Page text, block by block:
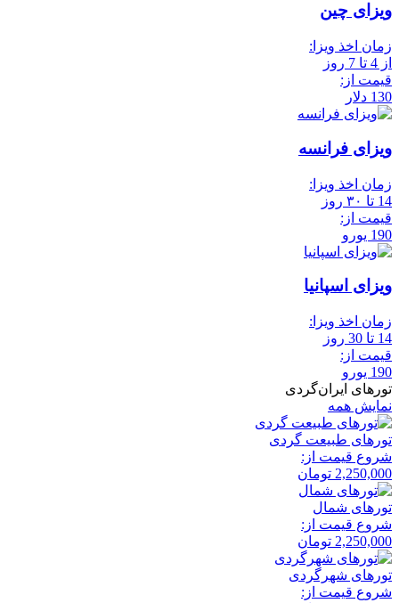
ویزای چین
زمان اخذ ویزا:
از 4 تا 7 روز
قیمت از:
130 دلار
ویزای فرانسه
زمان اخذ ویزا:
14 تا ۳۰ روز
قیمت از:
190 یورو
ویزای اسپانیا
زمان اخذ ویزا:
14 تا 30 روز
قیمت از:
190 یورو
تورهای ایران‌گردی
نمایش همه
تور‌های طبیعت گردی
شروع قیمت از:
2,250,000 تومان
تور‌های شمال
شروع قیمت از:
2,250,000 تومان
تور‌های شهرگردی
شروع قیمت از: